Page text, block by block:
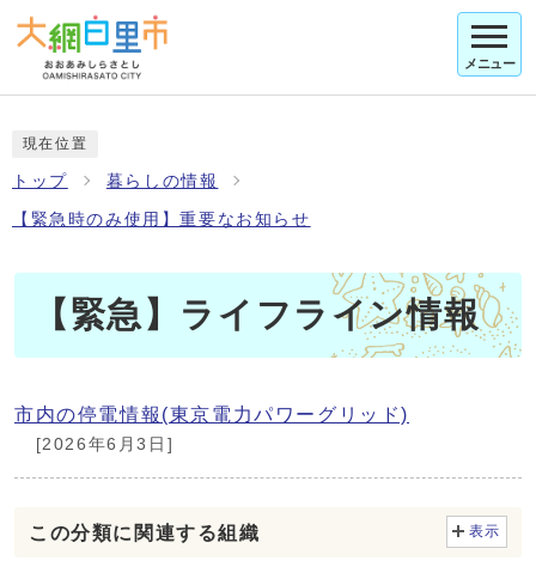
メニュー
現在位置
トップ 暮らしの情報
【緊急時のみ使用】重要なお知らせ
【緊急】ライフライン情報
市内の停電情報(東京電力パワーグリッド)
[2026年6月3日]
この分類に関連する組織 表示